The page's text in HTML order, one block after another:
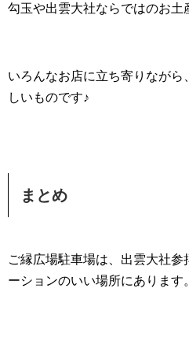
勾玉や出雲大社ならではのお土
いろんなお店に立ち寄りなが
しいものです♪
まとめ
ご縁広場駐車場は、出雲大社
ーションのいい場所にあります。